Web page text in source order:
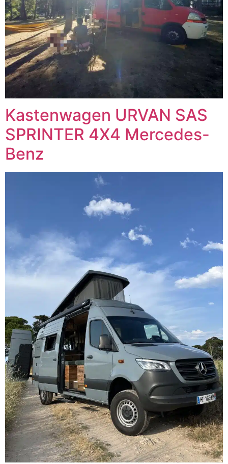
Kastenwagen URVAN SAS
SPRINTER 4X4 Mercedes-
Benz